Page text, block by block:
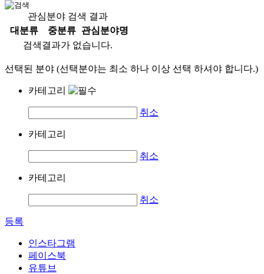
관심분야 검색 결과
대분류
중분류
관심분야명
검색결과가 없습니다.
선택된 분야 (선택분야는 최소 하나 이상 선택 하셔야 합니다.)
카테고리
취소
카테고리
취소
카테고리
취소
등록
인스타그램
페이스북
유튜브